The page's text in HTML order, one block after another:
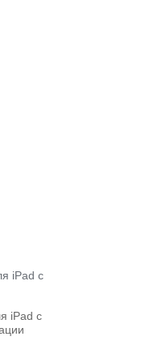
iPad с